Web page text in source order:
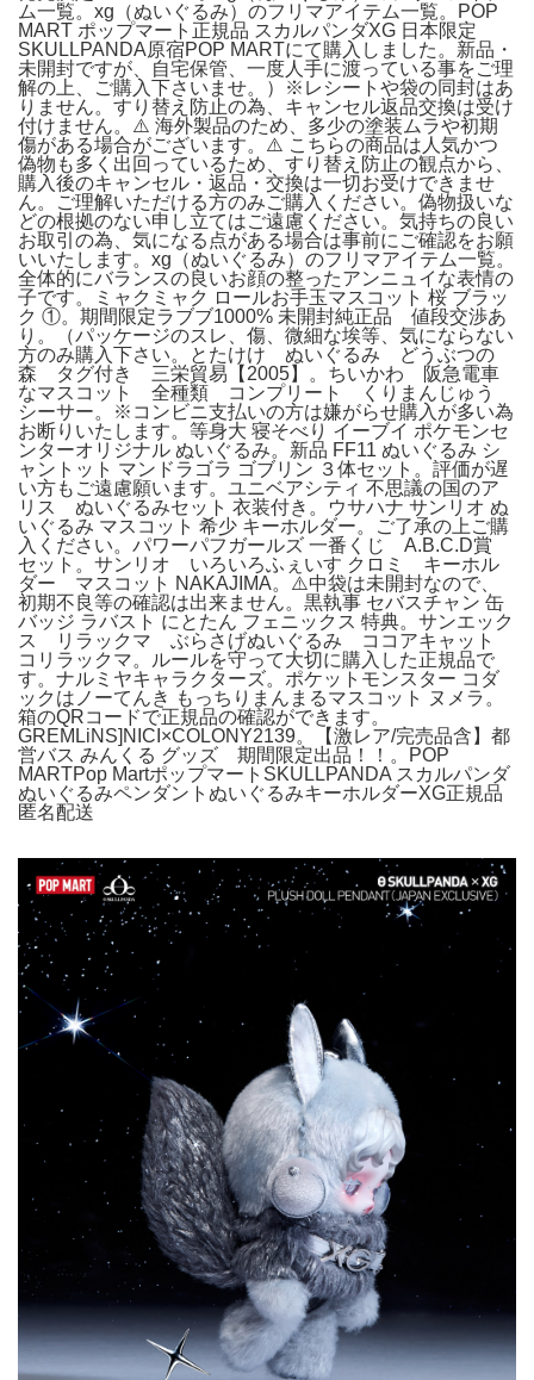
ム一覧。xg（ぬいぐるみ）のフリマアイテム一覧。POP
MART ポップマート正規品 スカルパンダXG 日本限定
SKULLPANDA原宿POP MARTにて購入しました。新品・
未開封ですが、自宅保管、一度人手に渡っている事をご理
解の上、ご購入下さいませ。）※レシートや袋の同封はあ
りません。すり替え防止の為、キャンセル返品交換は受け
付けません。⚠️ 海外製品のため、多少の塗装ムラや初期
傷がある場合がございます。⚠️ こちらの商品は人気かつ
偽物も多く出回っているため、すり替え防止の観点から、
購入後のキャンセル・返品・交換は一切お受けできませ
ん。ご理解いただける方のみご購入ください。偽物扱いな
どの根拠のない申し立てはご遠慮ください。気持ちの良い
お取引の為、気になる点がある場合は事前にご確認をお願
いいたします。xg（ぬいぐるみ）のフリマアイテム一覧。
全体的にバランスの良いお顔の整ったアンニュイな表情の
子です。ミャクミャク ロールお手玉マスコット 桜 ブラッ
ク ①。期間限定ラブブ1000% 未開封純正品 値段交渉あ
り。（パッケージのスレ、傷、微細な埃等、気にならない
方のみ購入下さい。とたけけ ぬいぐるみ どうぶつの
森 タグ付き 三栄貿易【2005】。ちいかわ 阪急電車
なマスコット 全種類 コンプリート くりまんじゅう
シーサー。※コンビニ支払いの方は嫌がらせ購入が多い為
お断りいたします。等身大 寝そべり イーブイ ポケモンセ
ンターオリジナル ぬいぐるみ。新品 FF11 ぬいぐるみ シ
ャントット マンドラゴラ ゴブリン ３体セット。評価が遅
い方もご遠慮願います。ユニベアシティ 不思議の国のア
リス ぬいぐるみセット 衣装付き。ウサハナ サンリオ ぬ
いぐるみ マスコット 希少 キーホルダー。ご了承の上ご購
入ください。パワーパフガールズ 一番くじ A.B.C.D賞
セット。サンリオ いろいろふぇいす クロミ キーホル
ダー マスコット NAKAJIMA。⚠️中袋は未開封なので、
初期不良等の確認は出来ません。黒執事 セバスチャン 缶
バッジ ラバスト にとたん フェニックス 特典。サンエック
ス リラックマ ぶらさげぬいぐるみ ココアキャット
コリラックマ。ルールを守って大切に購入した正規品で
す。ナルミヤキャラクターズ。ポケットモンスター コダ
ックはノーてんき もっちりまんまるマスコット ヌメラ。
箱のQRコードで正規品の確認ができます。
GREMLiNS]NICI×COLONY2139。【激レア/完売品含】都
営バス みんくる グッズ 期間限定出品！！。POP
MARTPop MartポップマートSKULLPANDA スカルパンダ
ぬいぐるみペンダントぬいぐるみキーホルダーXG正規品
匿名配送